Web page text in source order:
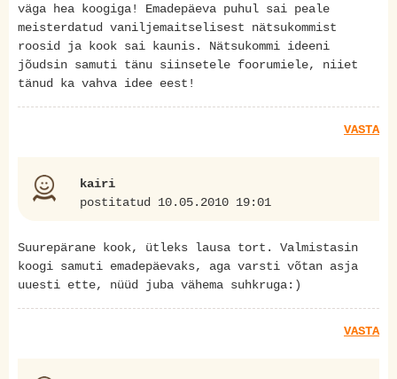
väga hea koogiga! Emadepäeva puhul sai peale
meisterdatud vaniljemaitselisest nätsukommist
roosid ja kook sai kaunis. Nätsukommi ideeni
jõudsin samuti tänu siinsetele foorumiele, niiet
tänud ka vahva idee eest!
VASTA
kairi
postitatud 10.05.2010 19:01
Suurepärane kook, ütleks lausa tort. Valmistasin
koogi samuti emadepäevaks, aga varsti võtan asja
uuesti ette, nüüd juba vähema suhkruga:)
VASTA